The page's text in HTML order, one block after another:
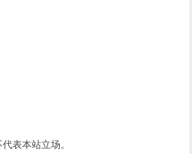
表本站立场。